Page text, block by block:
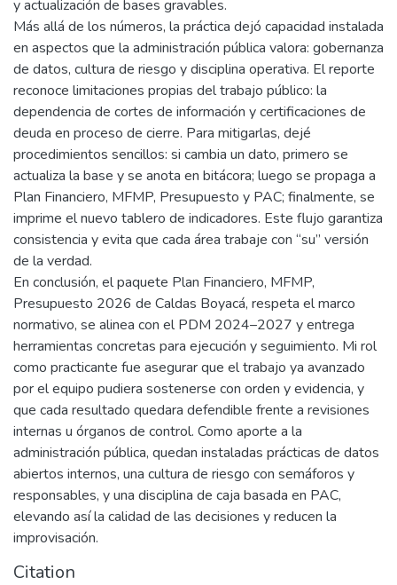
y actualización de bases gravables.
Más allá de los números, la práctica dejó capacidad instalada
en aspectos que la administración pública valora: gobernanza
de datos, cultura de riesgo y disciplina operativa. El reporte
reconoce limitaciones propias del trabajo público: la
dependencia de cortes de información y certificaciones de
deuda en proceso de cierre. Para mitigarlas, dejé
procedimientos sencillos: si cambia un dato, primero se
actualiza la base y se anota en bitácora; luego se propaga a
Plan Financiero, MFMP, Presupuesto y PAC; finalmente, se
imprime el nuevo tablero de indicadores. Este flujo garantiza
consistencia y evita que cada área trabaje con “su” versión
de la verdad.
En conclusión, el paquete Plan Financiero, MFMP,
Presupuesto 2026 de Caldas Boyacá, respeta el marco
normativo, se alinea con el PDM 2024–2027 y entrega
herramientas concretas para ejecución y seguimiento. Mi rol
como practicante fue asegurar que el trabajo ya avanzado
por el equipo pudiera sostenerse con orden y evidencia, y
que cada resultado quedara defendible frente a revisiones
internas u órganos de control. Como aporte a la
administración pública, quedan instaladas prácticas de datos
abiertos internos, una cultura de riesgo con semáforos y
responsables, y una disciplina de caja basada en PAC,
elevando así la calidad de las decisiones y reducen la
improvisación.
Citation